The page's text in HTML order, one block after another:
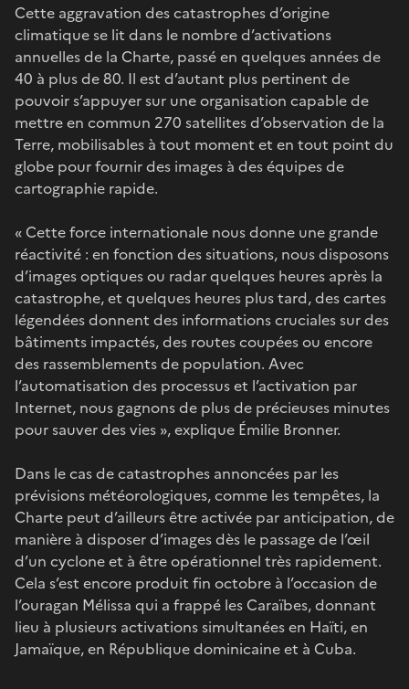
Cette aggravation des catastrophes d’origine
climatique se lit dans le nombre d’activations
annuelles de la Charte, passé en quelques années de
40 à plus de 80. Il est d’autant plus pertinent de
pouvoir s’appuyer sur une organisation capable de
mettre en commun 270 satellites d’observation de la
Terre, mobilisables à tout moment et en tout point du
globe pour fournir des images à des équipes de
cartographie rapide.
« Cette force internationale nous donne une grande
réactivité : en fonction des situations, nous disposons
d’images optiques ou radar quelques heures après la
catastrophe, et quelques heures plus tard, des cartes
légendées donnent des informations cruciales sur des
bâtiments impactés, des routes coupées ou encore
des rassemblements de population. Avec
l’automatisation des processus et l’activation par
Internet, nous gagnons de plus de précieuses minutes
pour sauver des vies », explique Émilie Bronner.
Dans le cas de catastrophes annoncées par les
prévisions météorologiques, comme les tempêtes, la
Charte peut d’ailleurs être activée par anticipation, de
manière à disposer d’images dès le passage de l’œil
d’un cyclone et à être opérationnel très rapidement.
Cela s’est encore produit fin octobre à l’occasion de
l’ouragan Mélissa qui a frappé les Caraïbes, donnant
lieu à plusieurs activations simultanées en Haïti, en
Jamaïque, en République dominicaine et à Cuba.